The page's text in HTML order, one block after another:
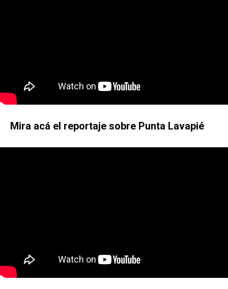
Mira acá el reportaje sobre Punta Lavapié